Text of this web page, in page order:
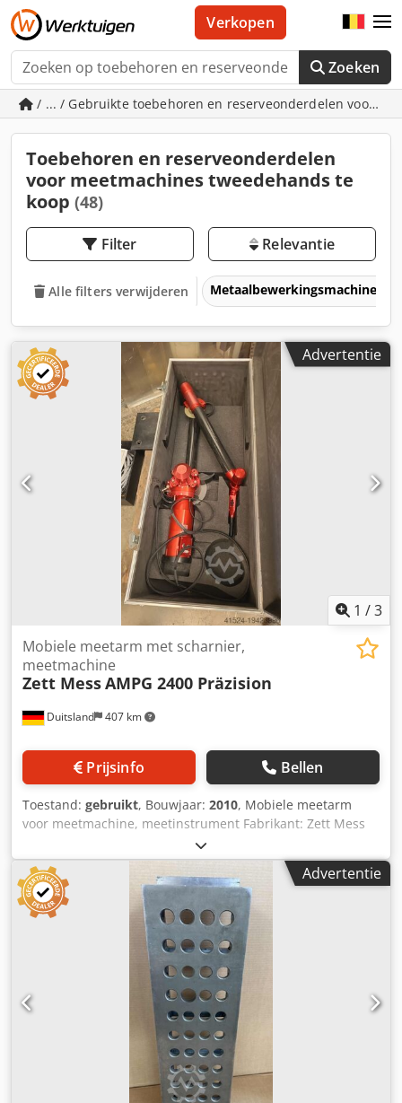
Zoeken
Verkopen
/ ... / Gebruikte toebehoren en reserveonderdelen voor
Toebehoren en reserveonderdelen
voor meetmachines tweedehands te
koop (48)
Filter Relevantie
Alle filters verwijderen Metaalbewerkingsmachines
Advertentie
1 /3
Duitsland 407 km
Mobiele meetarm met scharnier,
meetmachine
Zett MessAMPG 2400 Präzision
Prijsinfo Bellen
Toestand: gebruikt, Bouwjaar: 2010, Mobiele meetarm
voor meetmachine, meetinstrument Fabrikant: Zett Mess
Type: AMPG 2400, precisie Bouwjaar: 2010 – ongebruikt
Cjdpfx Ahowu E D Rjmorf Meetbereik: 2.400 mm 22726
Advertentie